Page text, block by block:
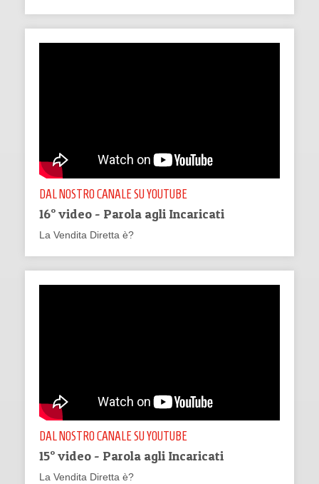
DAL NOSTRO CANALE SU YOUTUBE
16° video - Parola agli Incaricati
La Vendita Diretta è?
DAL NOSTRO CANALE SU YOUTUBE
15° video - Parola agli Incaricati
La Vendita Diretta è?